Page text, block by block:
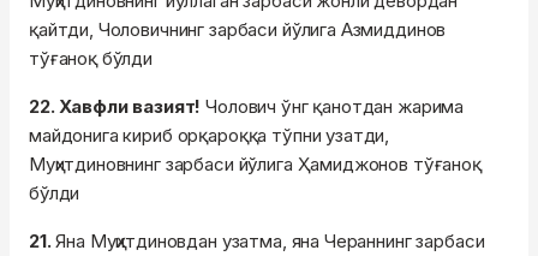
қайтди, Чоловичнинг зарбаси йўлига Азмиддинов
тўғаноқ бўлди
22. Хавфли вазият!Чолович ўнг қанотдан жарима
майдонига кириб орқароққа тўпни узатди,
Муҳитдиновнинг зарбаси йўлига Ҳамиджонов тўғаноқ
бўлди
21.Яна Муҳитдиновдан узатма, яна Чераннинг зарбаси